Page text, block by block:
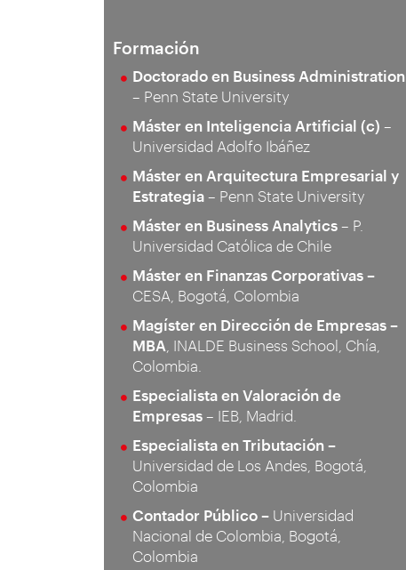
Formación
Doctorado en Business Administration
– Penn State University
Máster en Inteligencia Artificial (c) –
Universidad Adolfo Ibáñez
Máster en Arquitectura Empresarial y
Estrategia – Penn State University
Máster en Business Analytics – P.
Universidad Católica de Chile
Máster en Finanzas Corporativas –
CESA, Bogotá, Colombia
Magíster en Dirección de Empresas –
MBA , INALDE Business School, Chía,
Colombia.
Especialista en Valoración de
Empresas – IEB, Madrid.
Especialista en Tributación –
Universidad de Los Andes, Bogotá,
Colombia
Contador Público – Universidad
Nacional de Colombia, Bogotá,
Colombia